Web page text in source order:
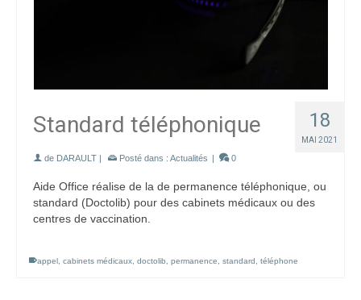
18
MAI 2021
Standard téléphonique
de DARAULT | Posté dans : Actualités | 0
Aide Office réalise de la de permanence téléphonique, ou
standard (Doctolib) pour des cabinets médicaux ou des
centres de vaccination.
appel cabinets médicaux doctolib permanence standard téléphone